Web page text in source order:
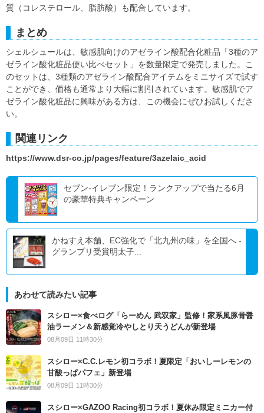
質（コレステロール、脂肪酸）も配合しています。
まとめ
シェルシュールは、敏感肌向けのアゼライン酸配合化粧品「3種のア
ゼライン酸化粧品使い比べセット」を数量限定で発売しました。こ
のセットは、3種類のアゼライン酸配合アイテムをミニサイズで試す
ことができ、価格も通常より大幅に割引されています。敏感肌でア
ゼライン酸化粧品に興味がある方は、この機会にぜひお試しくださ
い。
関連リンク
https://www.dsr-co.jp/pages/feature/3azelaic_acid
セブン‐イレブン限定！ランクアップで当たる6月
の豪華特典キャンペーン
かねすえ本舗、EC強化で「北九州の味」を全国へ -
グランプリ受賞明太子...
あわせて読みたい記事
スシロー×食べログ「らーめん 武双家」監修！家系風豚骨醤
油ラーメン＆新感覚冷やしとり天うどんが新登場
08月09日 11時30分
スシロー×C.C.レモン初コラボ！夏限定「おいしーレモンの
甘酸っぱパフェ」新登場
08月09日 11時30分
スシロー×GAZOO Racing初コラボ！夏休み限定ミニカー付